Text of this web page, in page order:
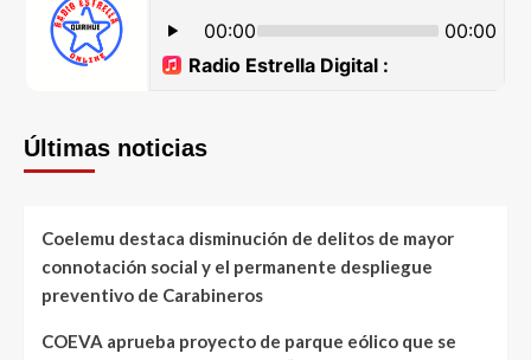
Últimas noticias
Coelemu destaca disminución de delitos de mayor
connotación social y el permanente despliegue
preventivo de Carabineros
COEVA aprueba proyecto de parque eólico que se